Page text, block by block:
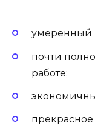
умеренный
почти
работе;